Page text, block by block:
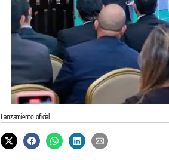
Lanzamiento oficial.